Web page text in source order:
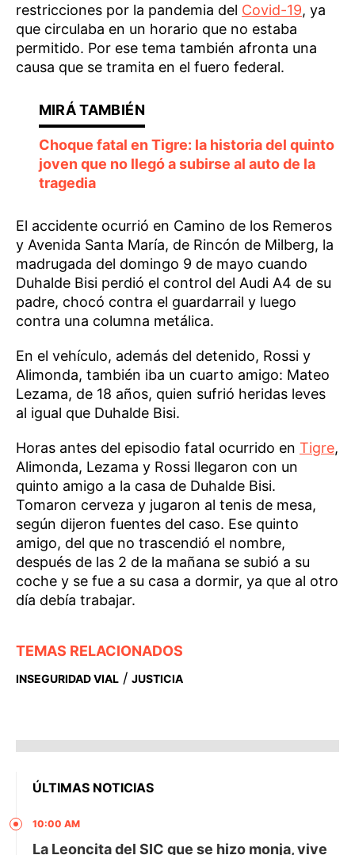
restricciones por la pandemia del Covid-19, ya
que circulaba en un horario que no estaba
permitido. Por ese tema también afronta una
causa que se tramita en el fuero federal.
Choque fatal en Tigre: la historia del quinto
joven que no llegó a subirse al auto de la
tragedia
El accidente ocurrió en Camino de los Remeros
y Avenida Santa María, de Rincón de Milberg, la
madrugada del domingo 9 de mayo cuando
Duhalde Bisi perdió el control del Audi A4 de su
padre, chocó contra el guardarrail y luego
contra una columna metálica.
En el vehículo, además del detenido, Rossi y
Alimonda, también iba un cuarto amigo: Mateo
Lezama, de 18 años, quien sufrió heridas leves
al igual que Duhalde Bisi.
Horas antes del episodio fatal ocurrido en Tigre,
Alimonda, Lezama y Rossi llegaron con un
quinto amigo a la casa de Duhalde Bisi.
Tomaron cerveza y jugaron al tenis de mesa,
según dijeron fuentes del caso. Ese quinto
amigo, del que no trascendió el nombre,
después de las 2 de la mañana se subió a su
coche y se fue a su casa a dormir, ya que al otro
día debía trabajar.
TEMAS RELACIONADOS
INSEGURIDAD VIAL / JUSTICIA
ÚLTIMAS NOTICIAS
10:00 AM
La Leoncita del SIC que se hizo monja, vive